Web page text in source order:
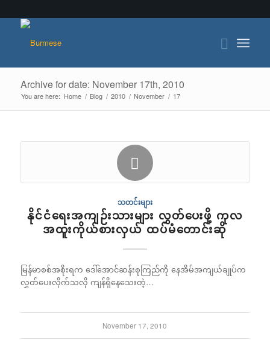
Archive for date: November 17th, 2010
You are here: Home / Blog / 2010 / November / 17
သတင်းများ
နိုင်ငံရေးအကျဉ်းသားများ လွှတ်ပေးဖို့ ကုလ
အထူးကိုယ်စားလှယ် ထပ်မံတောင်းဆို
မြန်မာစစ်အစိုးရက ဒေါ်အောင်ဆန်းစုကြည်ကို နေအိမ်အကျယ်ချုပ်က
လွှတ်ပေးလိုက်သလို ကျန်ရှိနေသေးတဲ့…
November 17, 2010